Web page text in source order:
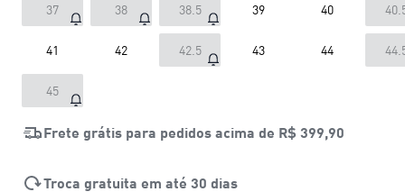
37 38 38.5 39 40
41 42 42.5 43 44
45
Frete grátis para pedidos acima de R$ 399,90
Troca gratuita em até 30 dias